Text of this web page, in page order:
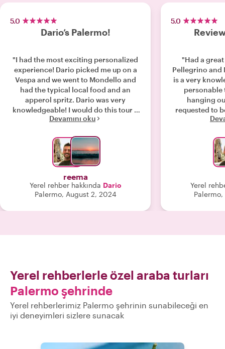
5.0
Dario’s Palermo!
"I had the most exciting personalized
experience! Dario picked me up on a
Vespa and we went to Mondello and
had the typical local food and an
apperol spritz. Dario was very
knowledgeable! I would do this tour a
million times again! "
Devamını oku
reema
Yerel rehber hakkında Dario
Palermo, August 2, 2024
5.0
"Had a
Pellegrino and
is a very
personable
hanging out
requested to
found an
Yerel
Yerel rehberlerle özel araba turları
Palermo şehrinde
Yerel rehberlerimiz Palermo şehrinin sunabileceği en
iyi deneyimleri sizlere sunacak